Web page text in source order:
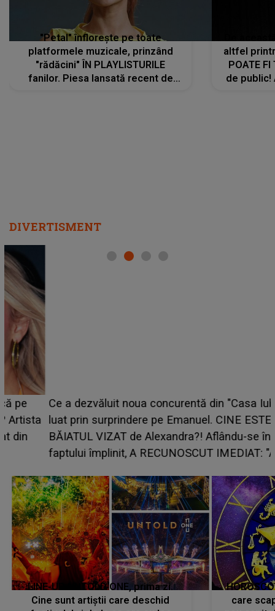
"Petal" înflorește pe toate
platformele muzicale, prinzând
"rădăcini" ÎN PLAYLISTURILE
fanilor. Piesa lansată recent de
altfel
POATE FI
de public!
DIVERTISMENT
Ce a dezvăluit noua concurentă din "Casa Iubirii" l-a
luat prin surprindere pe Emanuel. CINE ESTE
BĂIATUL VIZAT de Alexandra?! Aflându-se în fața
faptului împlinit, A RECUNOSCUT IMEDIAT: "Am
LINE-UP UNTOLD ONE, prima zi.
Cine sunt artiștii care deschid
care